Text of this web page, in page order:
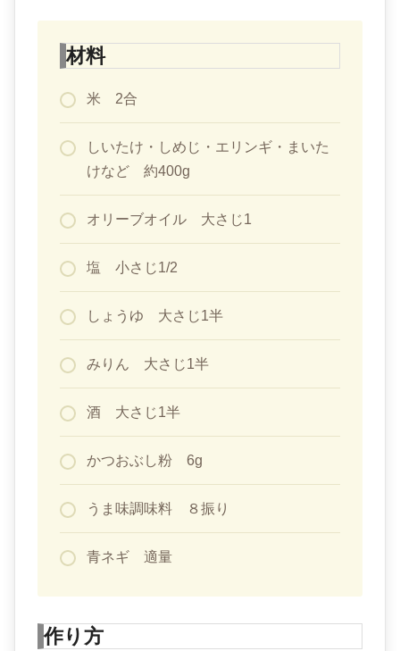
材料
米 2合
しいたけ・しめじ・エリンギ・まいた
けなど 約400g
オリーブオイル 大さじ1
塩 小さじ1/2
しょうゆ 大さじ1半
みりん 大さじ1半
酒 大さじ1半
かつおぶし粉 6g
うま味調味料 ８振り
青ネギ 適量
作り方